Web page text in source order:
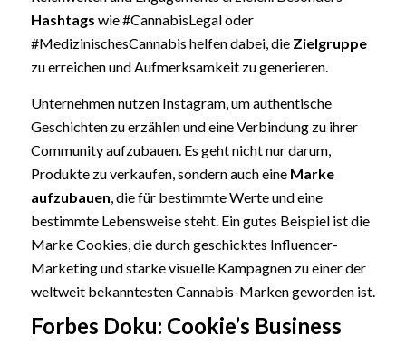
Hashtags wie #CannabisLegal oder
#MedizinischesCannabis helfen dabei, die Zielgruppe
zu erreichen und Aufmerksamkeit zu generieren.
Unternehmen nutzen Instagram, um authentische
Geschichten zu erzählen und eine Verbindung zu ihrer
Community aufzubauen. Es geht nicht nur darum,
Produkte zu verkaufen, sondern auch eine Marke
aufzubauen, die für bestimmte Werte und eine
bestimmte Lebensweise steht. Ein gutes Beispiel ist die
Marke Cookies, die durch geschicktes Influencer-
Marketing und starke visuelle Kampagnen zu einer der
weltweit bekanntesten Cannabis-Marken geworden ist.
Forbes Doku: Cookie’s Business